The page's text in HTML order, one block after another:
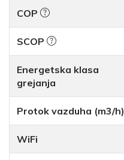
COP
SCOP
Energetska klasa
grejanja
Protok vazduha (m3/h)
WiFi